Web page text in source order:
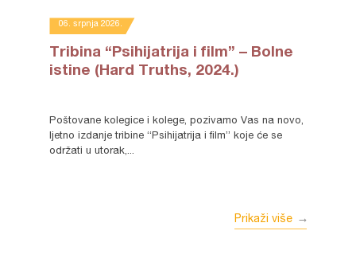
06. srpnja 2026.
Tribina “Psihijatrija i film” – Bolne
istine (Hard Truths, 2024.)
Poštovane kolegice i kolege, pozivamo Vas na novo,
ljetno izdanje tribine “Psihijatrija i film” koje će se
održati u utorak,...
Prikaži više